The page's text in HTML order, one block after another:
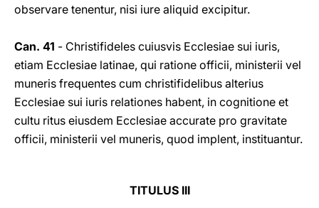
observare tenentur, nisi iure aliquid excipitur.
Can. 41 - Christifideles cuiusvis Ecclesiae sui iuris,
etiam Ecclesiae latinae, qui ratione officii, ministerii vel
muneris frequentes cum christifidelibus alterius
Ecclesiae sui iuris relationes habent, in cognitione et
cultu ritus eiusdem Ecclesiae accurate pro gravitate
officii, ministerii vel muneris, quod implent, instituantur.
TITULUS III